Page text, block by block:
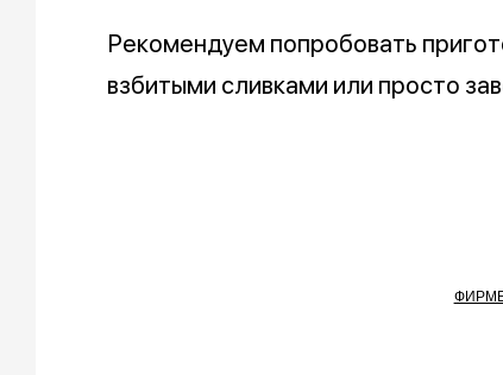
Рекомендуем попробовать
взбитыми сливками или просто